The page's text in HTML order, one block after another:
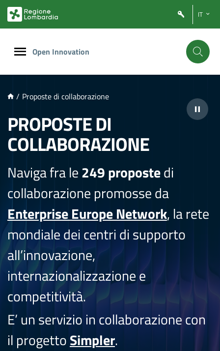
PRINCIPALE
IT
Open Innovation
/ Proposte di collaborazione
PROPOSTE DI
COLLABORAZIONE
Naviga fra le249 propostedi
collaborazione promosse da
Enterprise Europe Network, la rete
mondiale dei centri di supporto
all’innovazione,
internazionalizzazione e
competitività.
E’ un servizio in collaborazione con
il progettoSimpler.